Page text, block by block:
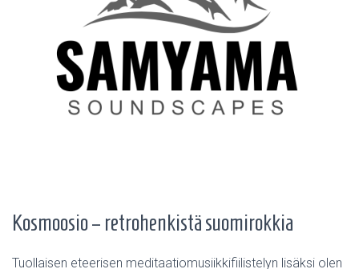
Kosmoosio – retrohenkistä suomirokkia
Tuollaisen eteerisen meditaatiomusiikkifiilistelyn lisäksi olen